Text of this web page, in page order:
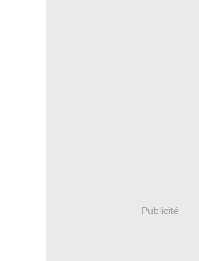
Publicité